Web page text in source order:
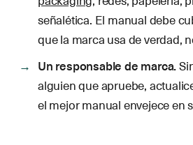
señalética. El manual debe
que la marca usa de verdad,
Un responsable de marca.
alguien que apruebe,
el mejor manual envejece en